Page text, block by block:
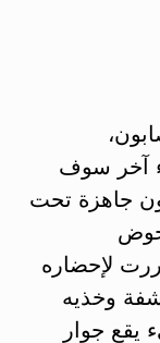
آخر سوف
جاهزة تحت
لإحضاره
وخذيه
يقع جوار